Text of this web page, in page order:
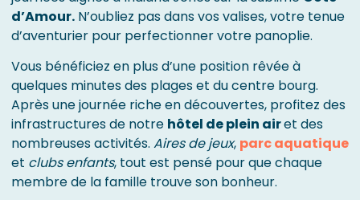
d’Amour. N’oubliez pas dans vos valises, votre tenue
d’aventurier pour perfectionner votre panoplie.
Vous bénéficiez en plus d’une position rêvée à
quelques minutes des plages et du centre bourg.
Après une journée riche en découvertes, profitez des
infrastructures de notre hôtel de plein airet des
nombreuses activités. Aires de jeux, parc aquatique
et clubs enfants, tout est pensé pour que chaque
membre de la famille trouve son bonheur.